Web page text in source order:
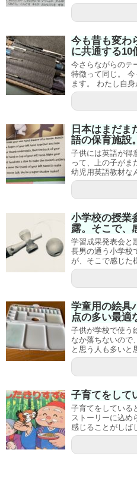
今も昔も変わ
に共通する10
今さらながらのテ
特徴って同じ。 今
ます。 わたし自
日本はまだま
語の保育施設。
子供には英語が得
って、上の子がま
幼児用英語教材な
小学校の授業
露。そこで、
学習成果発表会と
長男の通う小学校
が、そこで感じた
学童用の絵具
点の多い最適
子供が学校で使う
なか落ちないので
と思う人も多いと
子育てをして
子育てをしている
ストーリーに込め
感じることがしば